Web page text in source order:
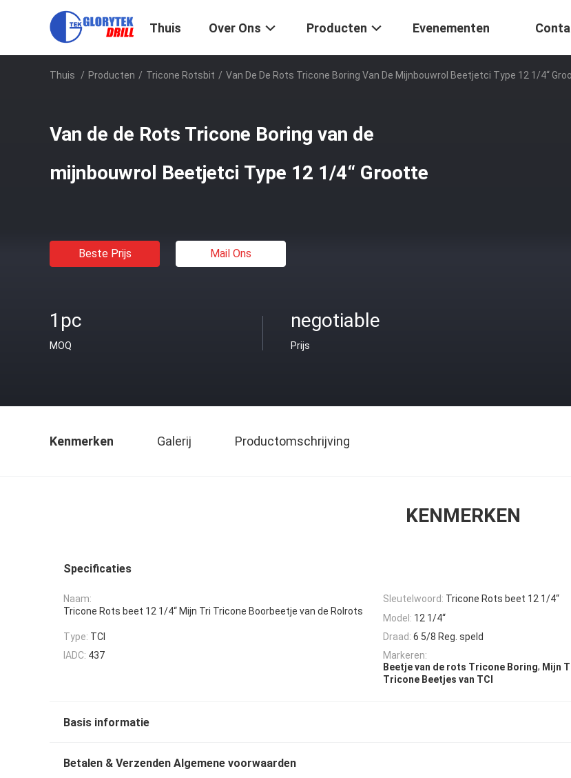
Thuis Over Ons Producten Evenementen
Thuis / Producten / Tricone Rotsbit / Van De De Rots Tricone Boring Van De Mijnbouwrol Beetjetci Type 12 1/4“
Van de de Rots Tricone Boring van de
mijnbouwrol Beetjetci Type 12 1/4“ Grootte
Beste Prijs Mail Ons
1pc
MOQ
negotiable
Prijs
Kenmerken Galerij Productomschrijving
KENMERKEN
Specificaties
Naam:
Tricone Rots beet 12 1/4“ Mijn Tri Tricone Boorbeetje van de Rolrots
Sleutelwoord: Tricone Rots beet 12 1/4“
Model: 12 1/4“
Type: TCI Draad: 6 5/8 Reg. speld
IADC: 437
Markeren:
Beetje van de rots Tricone Boring, Mijn
Tricone Beetjes van TCI
Basis informatie
Betalen & Verzenden Algemene voorwaarden